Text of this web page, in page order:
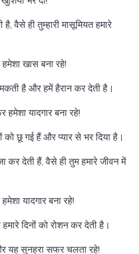
वैसे ही तुम्हारी मासूमियत हमारे
हमेशा खास बना रहे!
है और हमें हैरान कर देती है।
यादगार बना रहे!
को छू गई हैं और प्यार से भर दिया है।
कर देती हैं, वैसे ही तुम हमारे जीवन में
यादगार बना रहे!
दिनों को रोशन कर देती है।
यह सुनहरा सफर चलता रहे!